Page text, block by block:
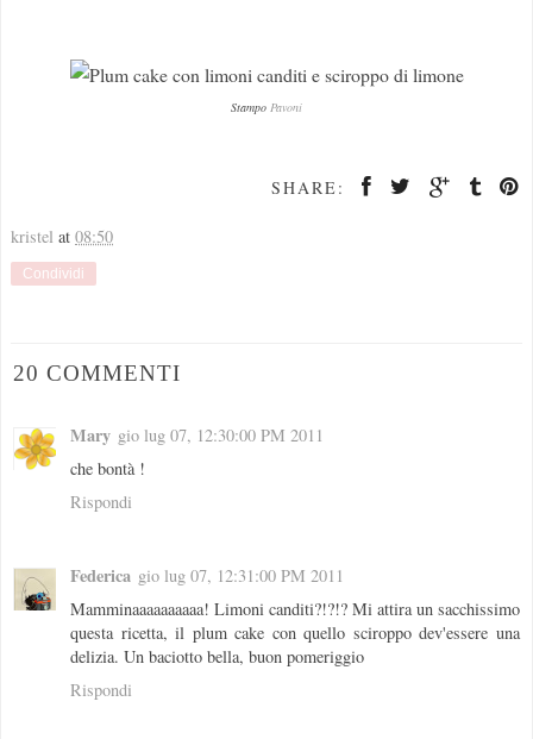
Stampo Pavoni
SHARE:
kristel at 08:50
Condividi
20 COMMENTI
Mary gio lug 07, 12:30:00 PM 2011
che bontà !
Rispondi
Federica gio lug 07, 12:31:00 PM 2011
Mamminaaaaaaaaaa! Limoni canditi?!?!? Mi attira un sacchissimo
questa ricetta, il plum cake con quello sciroppo dev'essere una
delizia. Un baciotto bella, buon pomeriggio
Rispondi